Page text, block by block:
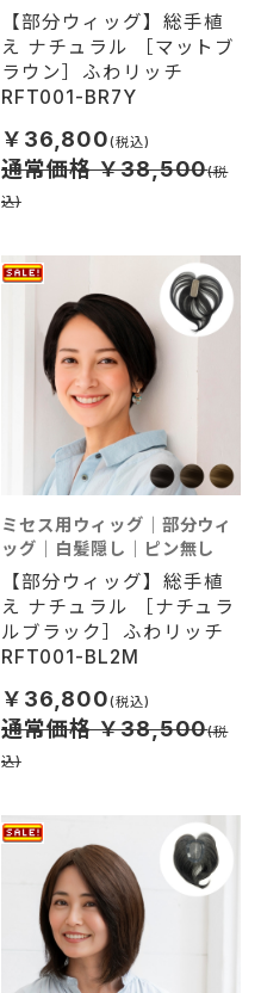
【部分ウィッグ】総手植
え ナチュラル ［マットブ
ラウン］ふわリッチ
RFT001-BR7Y
￥36,800
通常価格 ￥38,500
【部分ウィッグ】総手植
え ナチュラル ［ナチュラ
ルブラック］ふわリッチ
RFT001-BL2M
ミセス用ウィッグ｜部分ウィ
ッグ｜白髪隠し｜ピン無し
￥36,800
通常価格 ￥38,500